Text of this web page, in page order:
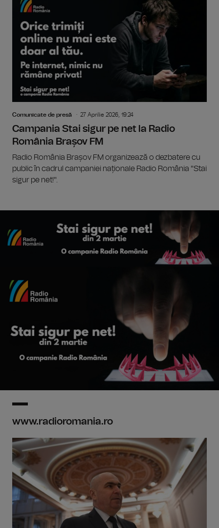
Comunicate de presă 27 Aprilie 2026, 19:24
Campania Stai sigur pe net la Radio
România Brașov FM
Radio România Brașov FM organizează o dezbatere cu
public în cadrul campaniei naționale Radio România "Stai
sigur pe net!".
www.radioromania.ro